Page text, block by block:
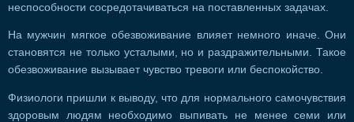
неспособности сосредотачиваться на поставленных задачах.
На мужчин мягкое обезвоживание влияет немного иначе. Они
становятся не только усталыми, но и раздражительными. Такое
обезвоживание вызывает чувство тревоги или беспокойство.
Физиологи пришли к выводу, что для нормального самочувствия
здоровым людям необходимо выпивать не менее семи или